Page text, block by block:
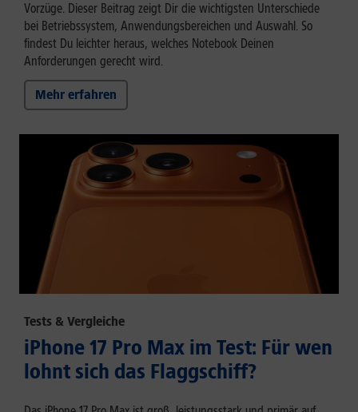
Vorzüge. Dieser Beitrag zeigt Dir die wichtigsten Unterschiede
bei Betriebssystem, Anwendungsbereichen und Auswahl. So
findest Du leichter heraus, welches Notebook Deinen
Anforderungen gerecht wird.
Mehr erfahren
Tests & Vergleiche
iPhone 17 Pro Max im Test: Für wen
lohnt sich das Flaggschiff?